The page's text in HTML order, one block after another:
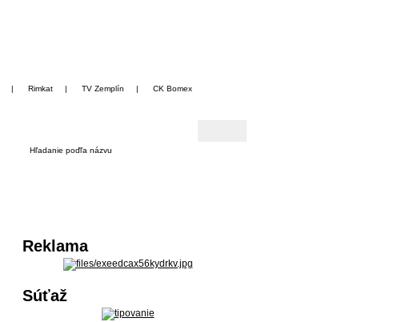
| Rimkat | TV Zemplín | CK Bomex
Hľadanie poďľa názvu
Reklama
Súťaž